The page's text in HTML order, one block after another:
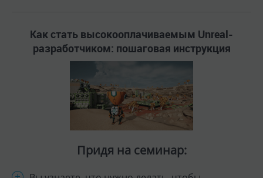
Как стать высокооплачиваемым Unreal-
разработчиком: пошаговая инструкция
Придя на семинар: